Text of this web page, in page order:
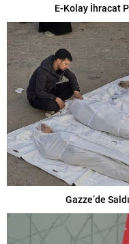
E-Kolay İhracat
Gazze’de